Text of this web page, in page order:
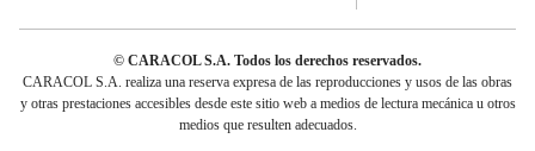
© CARACOL S.A. Todos los derechos reservados.
CARACOL S.A. realiza una reserva expresa de las reproducciones y usos de las obras
y otras prestaciones accesibles desde este sitio web a medios de lectura mecánica u otros
medios que resulten adecuados.